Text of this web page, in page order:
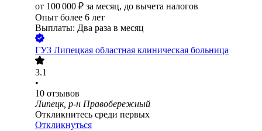
от 100 000 ₽ за месяц, до вычета налогов
Опыт более 6 лет
Выплаты: Два раза в месяц
ГУЗ Липецкая областная клиническая больница
3.1
•
10 отзывов
Липецк, р-н Правобережный
Откликнитесь среди первых
Откликнуться